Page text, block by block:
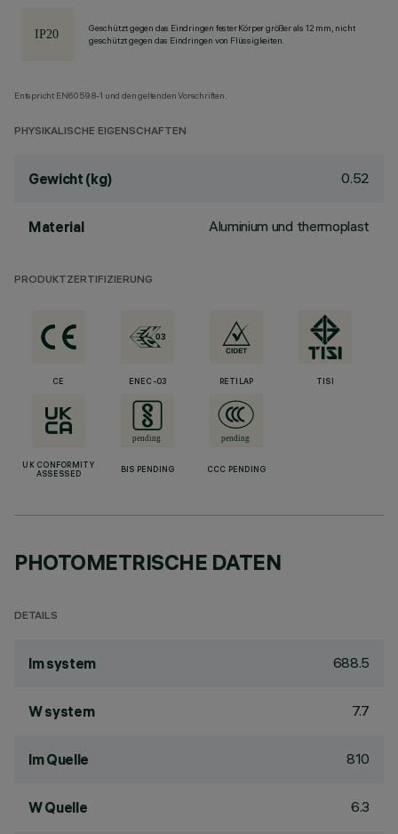
Geschützt gegen das Eindringen fester Körper größer als 12 mm, nicht
geschützt gegen das Eindringen von Flüssigkeiten.
Entspricht EN60598-1 und den geltenden Vorschriften.
PHYSIKALISCHE EIGENSCHAFTEN
Gewicht (kg) 0.52
Material Aluminium und thermoplast
PRODUKTZERTIFIZIERUNG
CE ENEC-03 RETILAP TISI
UK CONFORMITY
ASSESSED
BIS PENDING CCC PENDING
PHOTOMETRISCHE DATEN
DETAILS
lm system 688.5
W system 7.7
lm Quelle 810
W Quelle 6.3